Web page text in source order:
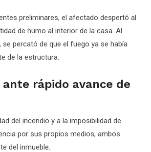
preliminares, el afectado despertó al
de humo al interior de la casa. Al
se percató de que el fuego ya se había
de la estructura.
ante rápido avance de
del incendio y a la imposibilidad de
por sus propios medios, ambos
del inmueble.